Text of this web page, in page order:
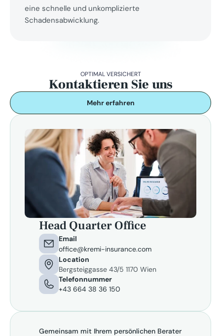
eine schnelle und unkomplizierte
Schadensabwicklung.
OPTIMAL VERSICHERT
Kontaktieren Sie uns
Mehr erfahren
Head Quarter Office
Email
office@kremi-insurance.com
Location
Bergsteiggasse 43/5 1170 Wien
Telefonnummer
+43 664 38 36 150
Gemeinsam mit Ihrem persönlichen Berater